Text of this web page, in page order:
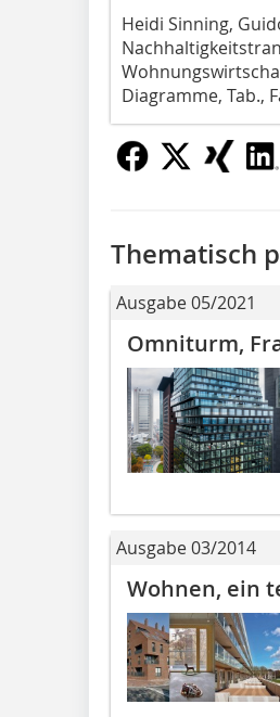
Heidi Sinning,
Diagramme, Tab.,
Thematisch
Ausgabe 05/2021
Omniturm,
Ausgabe 03/2014
Wohnen, ein